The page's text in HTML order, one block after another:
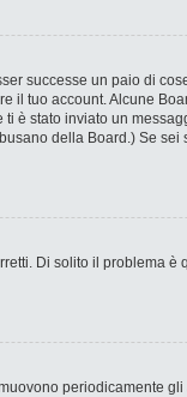
successe un paio di
tuo account. Alcune
stato inviato un
della Board.) Se
Di solito il problema
periodicamente